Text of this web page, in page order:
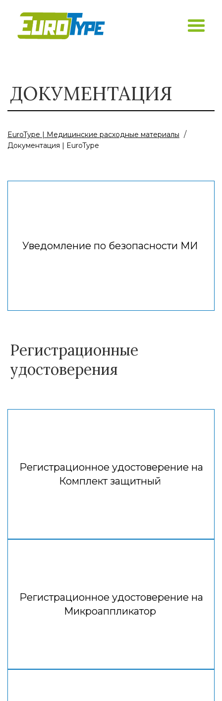
ДОКУМЕНТАЦИЯ
EuroType | Медицинские расходные материалы /
Документация | EuroType
Уведомление по безопасности МИ
Регистрационные
удостоверения
Регистрационное удостоверение на
Комплект защитный
Регистрационное удостоверение на
Микроаппликатор